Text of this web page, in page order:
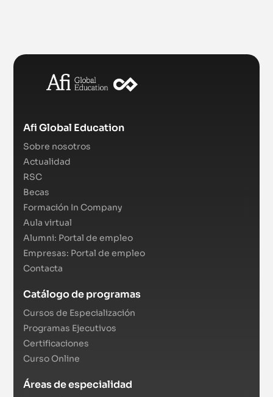
Afi Global Education
Sobre nosotros
Actualidad
RSC
Becas
Formación In Company
Aula virtual
Alumni: Portal de empleo
Empresas: Portal de empleo
Contacta
Catálogo de programas
Cursos de Especialización
Programas Ejecutivos
Certificaciones
Curso Online
Áreas de especialidad